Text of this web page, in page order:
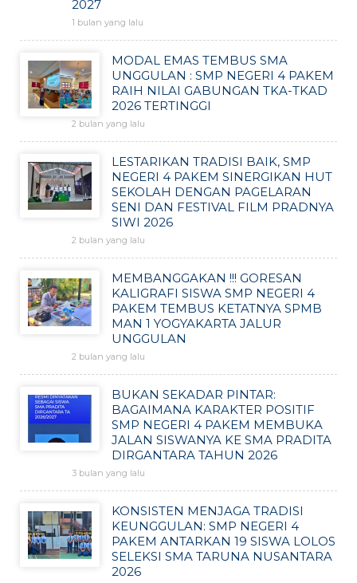
2027
1 bulan yang lalu
MODAL EMAS TEMBUS SMA
UNGGULAN : SMP NEGERI 4 PAKEM
RAIH NILAI GABUNGAN TKA-TKAD
2026 TERTINGGI
2 bulan yang lalu
LESTARIKAN TRADISI BAIK, SMP
NEGERI 4 PAKEM SINERGIKAN HUT
SEKOLAH DENGAN PAGELARAN
SENI DAN FESTIVAL FILM PRADNYA
SIWI 2026
2 bulan yang lalu
MEMBANGGAKAN !!! GORESAN
KALIGRAFI SISWA SMP NEGERI 4
PAKEM TEMBUS KETATNYA SPMB
MAN 1 YOGYAKARTA JALUR
UNGGULAN
2 bulan yang lalu
BUKAN SEKADAR PINTAR:
BAGAIMANA KARAKTER POSITIF
SMP NEGERI 4 PAKEM MEMBUKA
JALAN SISWANYA KE SMA PRADITA
DIRGANTARA TAHUN 2026
3 bulan yang lalu
KONSISTEN MENJAGA TRADISI
KEUNGGULAN: SMP NEGERI 4
PAKEM ANTARKAN 19 SISWA LOLOS
SELEKSI SMA TARUNA NUSANTARA
2026